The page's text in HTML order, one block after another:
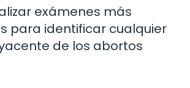
exámenes más
para identificar cualquier
de los abortos